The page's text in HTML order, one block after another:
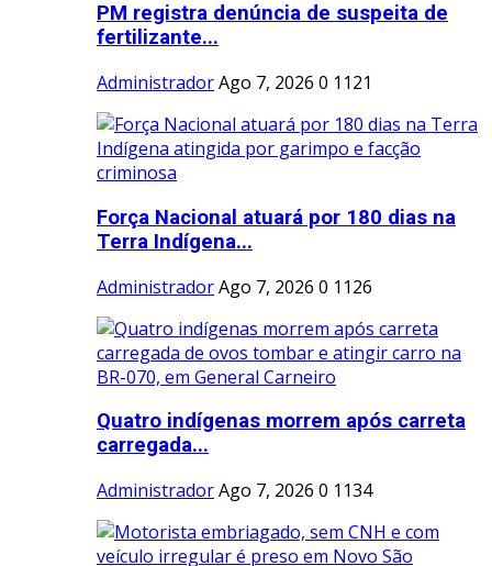
PM registra denúncia de suspeita de
fertilizante...
AdministradorAgo 7, 2026 0 1121
Força Nacional atuará por 180 dias na
Terra Indígena...
AdministradorAgo 7, 2026 0 1126
Quatro indígenas morrem após carreta
carregada...
AdministradorAgo 7, 2026 0 1134